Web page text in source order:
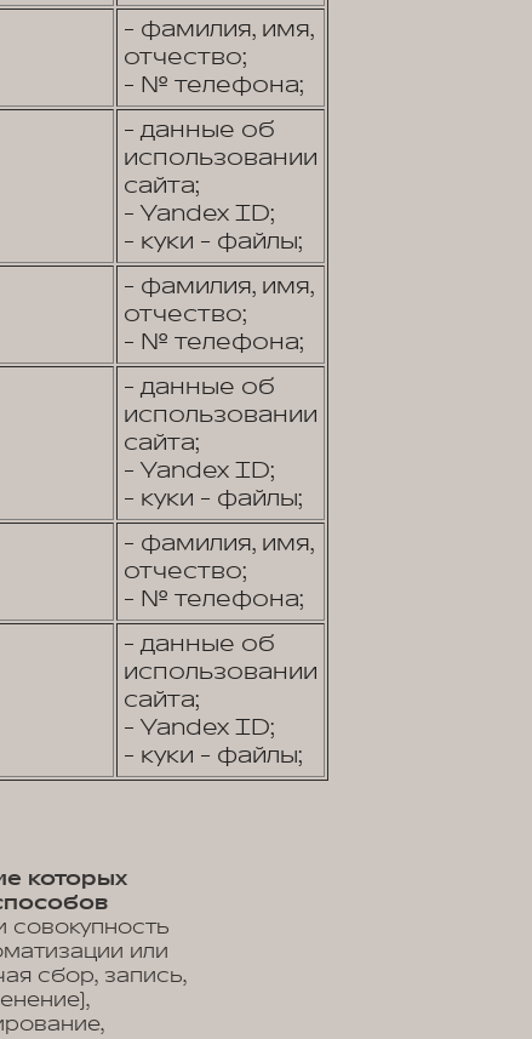
- фамилия, имя,
отчество;
- № телефона;
- данные об
использовании
сайта;
- Yandex ID;
- куки - файлы;
- фамилия, имя,
отчество;
- № телефона;
- данные об
использовании
сайта;
- Yandex ID;
- куки - файлы;
- фамилия, имя,
отчество;
- № телефона;
- данные об
использовании
сайта;
- Yandex ID;
- куки - файлы;
которых
совокупность
или
сбор, запись,